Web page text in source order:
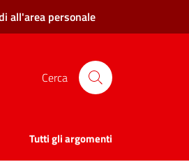
all'area personale
Cerca
Tutti gli argomenti